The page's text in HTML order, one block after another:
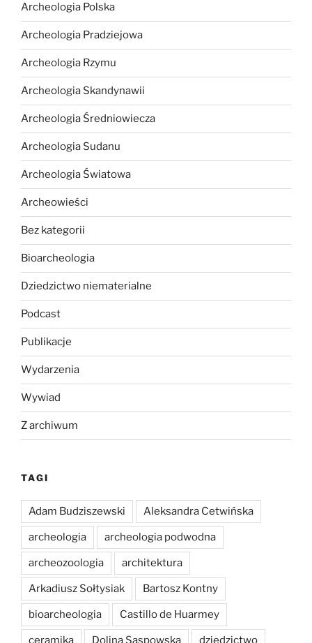
Archeologia Polska
Archeologia Pradziejowa
Archeologia Rzymu
Archeologia Skandynawii
Archeologia Średniowiecza
Archeologia Sudanu
Archeologia Światowa
Archeowieści
Bez kategorii
Bioarcheologia
Dziedzictwo niematerialne
Podcast
Publikacje
Wydarzenia
Wywiad
Z archiwum
TAGI
Adam Budziszewski Aleksandra Cetwińska
archeologia archeologia podwodna
archeozoologia architektura
Arkadiusz Sołtysiak Bartosz Kontny
bioarcheologia Castillo de Huarmey